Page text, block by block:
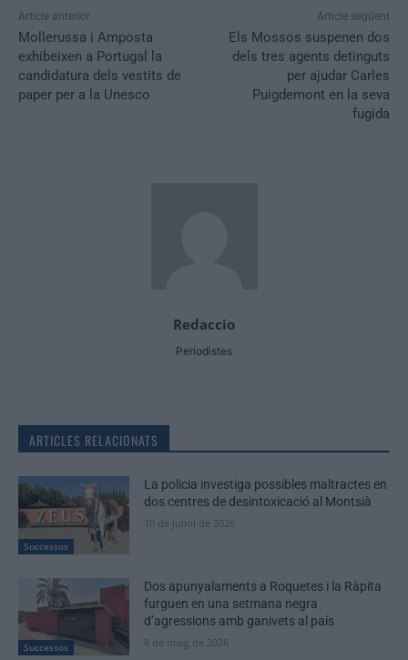
Article anterior
Mollerussa i Amposta
exhibeixen a Portugal la
candidatura dels vestits de
paper per a la Unesco
Article següent
Els Mossos suspenen dos
dels tres agents detinguts
per ajudar Carles
Puigdemont en la seva
fugida
Redaccio
Periodistes
ARTICLES RELACIONATS
Successos
La policia investiga possibles maltractes en
dos centres de desintoxicació al Montsià
10 de juliol de 2026
Successos
Dos apunyalaments a Roquetes i la Ràpita
furguen en una setmana negra
d’agressions amb ganivets al país
8 de maig de 2026